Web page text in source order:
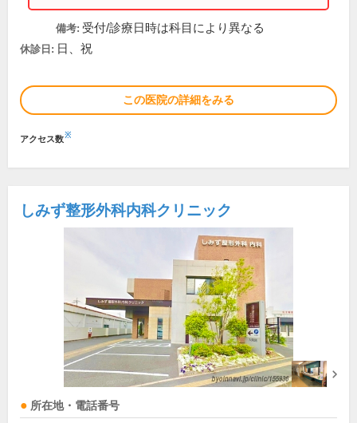
備考: 受付/診療日時は科目により異なる
休診日: 日、祝
この医院の詳細をみる
アクセス数※
しみず整形外科内科クリニック
所在地・電話番号